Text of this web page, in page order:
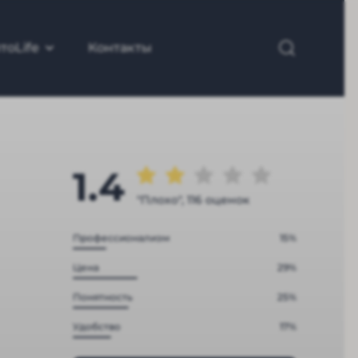
Контакты
1.4 "Плохо", 116 оценок
Профессионализм 15%
Цена 29%
Понятность 25%
Удобство 17%